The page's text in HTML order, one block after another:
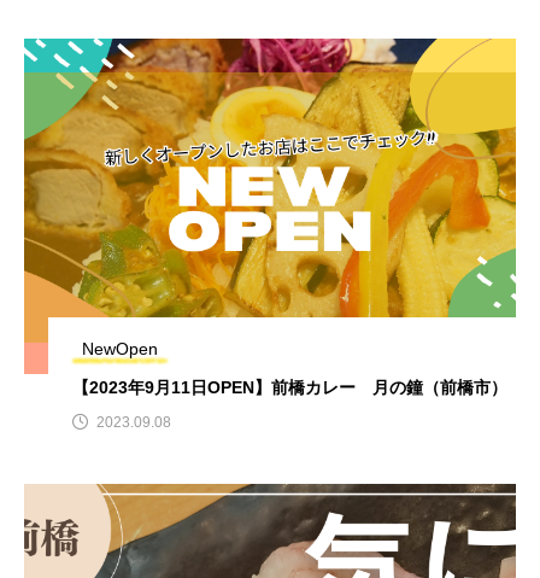
NewOpen
【2023年9月11日OPEN】前橋カレー 月の鐘（前橋市）
2023.09.08